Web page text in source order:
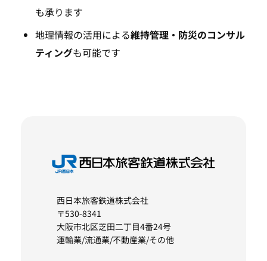
も承ります
地理情報の活用による維持管理・防災のコンサル
ティングも可能です
西日本旅客鉄道株式会社
〒530-8341
大阪市北区芝田二丁目4番24号
運輸業/流通業/不動産業/その他